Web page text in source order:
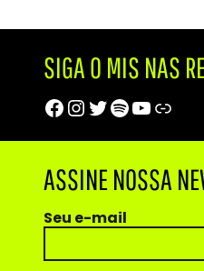
SIGA O MIS NAS
Facebook
Instagram
Twitter
Spotify
Trip
ASSINE NOSSA
Seu e-mail